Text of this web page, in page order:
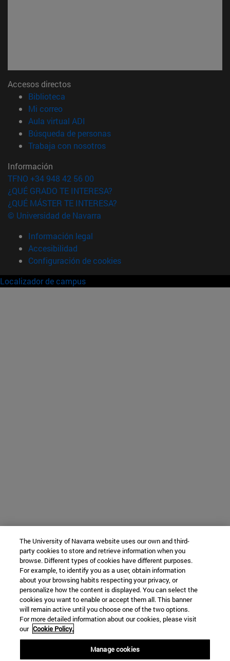
Accesos directos
Biblioteca
Mi correo(abre en nueva ventana)
Aula virtual ADI
Búsqueda de personas(abre en nueva ventana)
Trabaja con nosotros(abre en nueva ventana)
Información
TFNO +34 948 42 56 00
¿QUÉ GRADO TE INTERESA?
¿QUÉ MÁSTER TE INTERESA?
© Universidad de Navarra
Información legal
Accesibilidad
Configuración de cookies
Localizador de campus
The University of Navarra website uses our own and third-
party cookies to store and retrieve information when you
browse. Different types of cookies have different purposes.
For example, to identify you as a user, obtain information
about your browsing habits respecting your privacy, or
personalize how the content is displayed. You can select the
cookies you want to enable or accept them all. This banner
will remain active until you choose one of the two options.
For more detailed information about our cookies, please visit
our Cookie Policy.
Manage cookies